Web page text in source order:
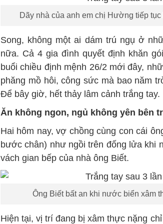
Dãy nhà của anh em chị Hường tiếp
Song, không một ai dám trú ngụ ở
nữa. Cả 4 gia đình quyết định khăn
buổi chiều định mệnh 26/2 mới đây,
phăng mồ hôi, công sức mà bao năm
Để bây giờ, hết thảy lâm cảnh trắng tay.
Ăn không ngon, ngủ không yên bên
Hai hôm nay, vợ chồng cùng con cái
bước chân) như ngồi trên đống lửa khi
vách gian bếp của nhà ông Biết.
Ông Biết bất an khi nước biển xâm
Hiện tại, vị trí đang bị xâm thực nặng